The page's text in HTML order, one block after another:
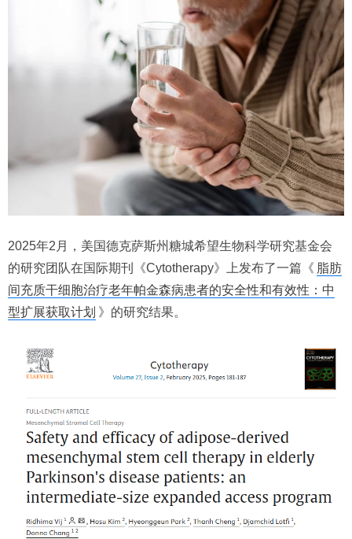
2025年2月，美国德克萨斯州糖城希望生物科学研究基金会
的研究团队在国际期刊《Cytotherapy》上发布了一篇《 脂肪
间充质干细胞治疗老年帕金森病患者的安全性和有效性：中
型扩展获取计划 》的研究结果。